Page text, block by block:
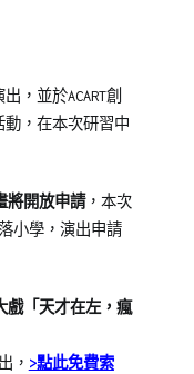
，並於ACART創
，在本次研習中
將開放申請，本次
小學，演出申請
戲「天才在左，瘋
， >點此免費索